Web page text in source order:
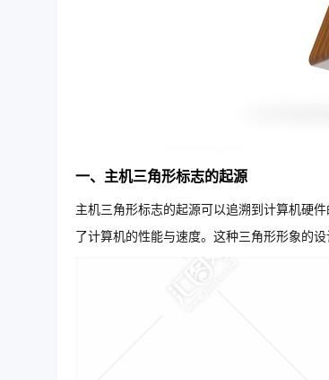
一、主机三角形标志的起源
主机三角形标志的起源可以追溯到计算机硬
了计算机的性能与速度。这种三角形形象的